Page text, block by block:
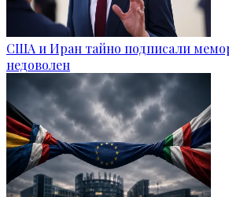
США и Иран тайно подписали
недоволен